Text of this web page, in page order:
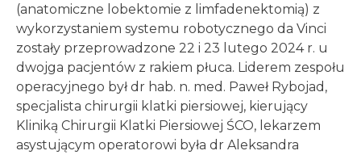
(anatomiczne lobektomie z limfadenektomią) z
wykorzystaniem systemu robotycznego da Vinci
zostały przeprowadzone 22 i 23 lutego 2024 r. u
dwojga pacjentów z rakiem płuca. Liderem zespołu
operacyjnego był dr hab. n. med. Paweł Rybojad,
specjalista chirurgii klatki piersiowej, kierujący
Kliniką Chirurgii Klatki Piersiowej ŚCO, lekarzem
asystującym operatorowi była dr Aleksandra